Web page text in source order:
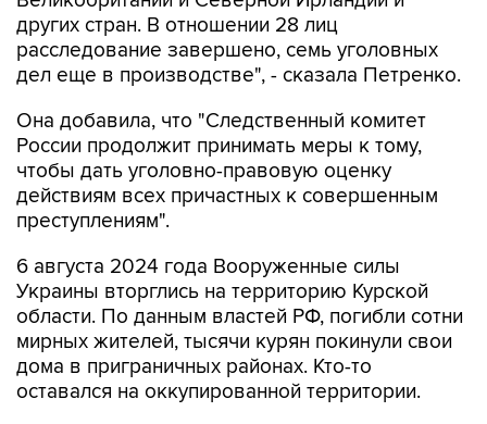
других стран. В отношении 28 лиц
расследование завершено, семь уголовных
дел еще в производстве", - сказала Петренко.
Она добавила, что "Cледственный комитет
России продолжит принимать меры к тому,
чтобы дать уголовно-правовую оценку
действиям всех причастных к совершенным
преступлениям".
6 августа 2024 года Вооруженные силы
Украины вторглись на территорию Курской
области. По данным властей РФ, погибли сотни
мирных жителей, тысячи курян покинули свои
дома в приграничных районах. Кто-то
оставался на оккупированной территории.